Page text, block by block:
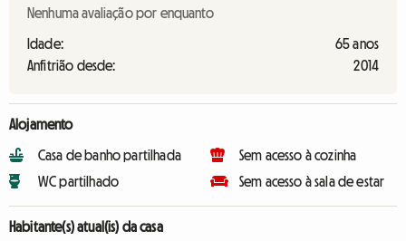
Nenhuma avaliação por enquanto
Idade:
65 anos
Anfitrião desde:
2014
Alojamento
Casa de banho partilhada
WC partilhado
Sem acesso à cozinha
Sem acesso à sala de estar
Habitante(s) atual(is) da casa